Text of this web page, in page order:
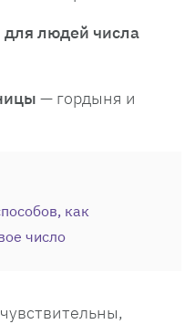
людей числа
— гордыня и
как
число